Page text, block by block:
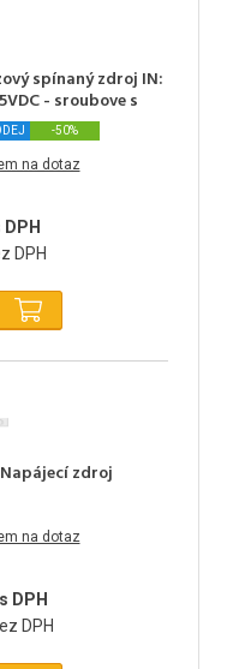
spínaný zdroj IN:
- sroubove s
-50%
na dotaz
DPH
Napájecí zdroj
na dotaz
DPH
DPH